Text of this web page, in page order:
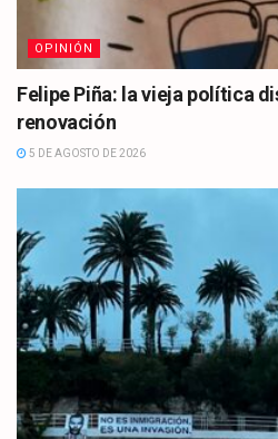
OPINIÓN
Felipe Piña: la vieja política
renovación
5 DE AGOSTO DE 2026